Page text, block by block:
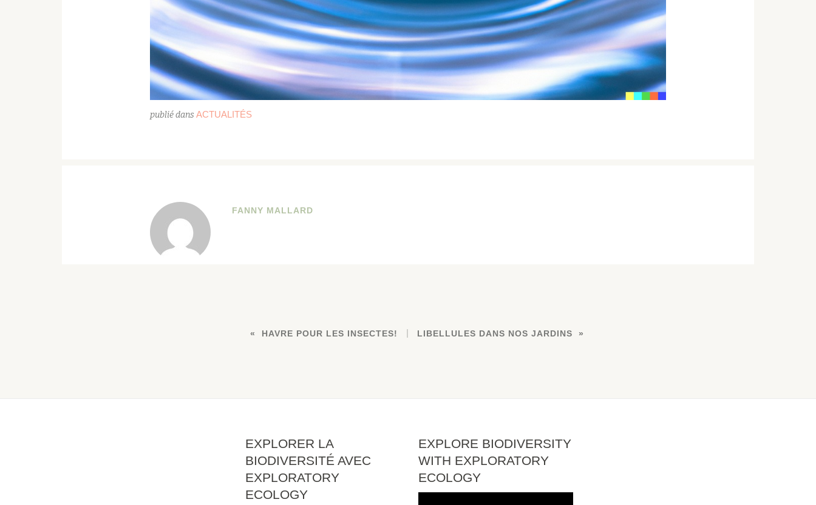
publié dans ACTUALITÉS
FANNY MALLARD
HAVRE POUR LES INSECTES! LIBELLULES DANS NOS JARDINS
EXPLORER LA
BIODIVERSITÉ AVEC
EXPLORATORY
ECOLOGY
EXPLORE BIODIVERSITY
WITH EXPLORATORY
ECOLOGY